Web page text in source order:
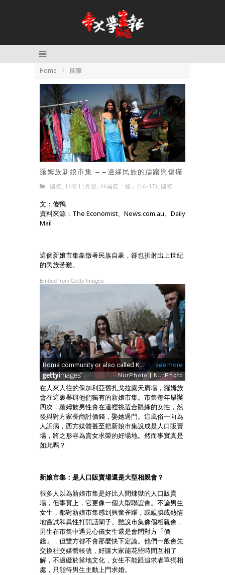
Home 國際
羅姆族新娘市集 ——邊緣民族的躊躇與傷痛
國際 , 16年11月號 , 46屆莊「縫」(16-17) , 國際
文：傻鴨
資料來源：The Economist、News.com.au、Daily
Mail
這個新娘市集象徵著民族自豪，卻也折射出上世紀
的民族苦難。
Embed from Getty Images
在人來人往的保加利亞舊扎戈拉露天廣場，羅姆族
會在這裏舉辦他們獨有的新娘市集。市集每年舉辦
四次，羅姆族男性會在這裡挑選合眼緣的女性，然
後與對方家長商討價錢，娶她過門。這風俗一向為
人詬病，西方媒體甚至把新娘市集說成是人口販賣
場，將之形容為賣女求榮的好場地。然而事實真是
如此嗎？
新娘市集：是人口販賣場還是大型相親會？
很多人以為新娘市集是好比人間煉獄的人口販賣
場，但事實上，它更像一個大型聯誼會。不論男生
女生，都對新娘市集感到興奮雀躍，或靦腆或熱情
地嘗試和異性打開話閘子。雖說市集像個相親會，
男生在市集中遇見心儀女生還是會問對方「價
錢」，但雙方都不會那麼快下定論。他們一般會先
交換社交媒體帳號，好讓大家能花些時間互相了
解，不過礙於當地文化，女生不能跟追求者單獨相
處，只能待男生主動上門求婚。